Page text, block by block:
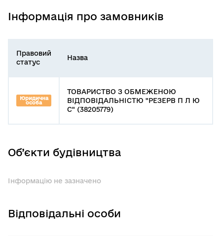
Інформація про замовників
Правовий
статус
Назва
Юридична
особа
ТОВАРИСТВО З ОБМЕЖЕНОЮ
ВІДПОВІДАЛЬНІСТЮ "РЕЗЕРВ П Л Ю
С" (38205779)
Об’єкти будівництва
Інформацію не зазначено
Відповідальні особи